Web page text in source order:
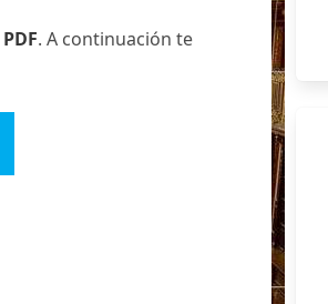
PDF. A continuación te